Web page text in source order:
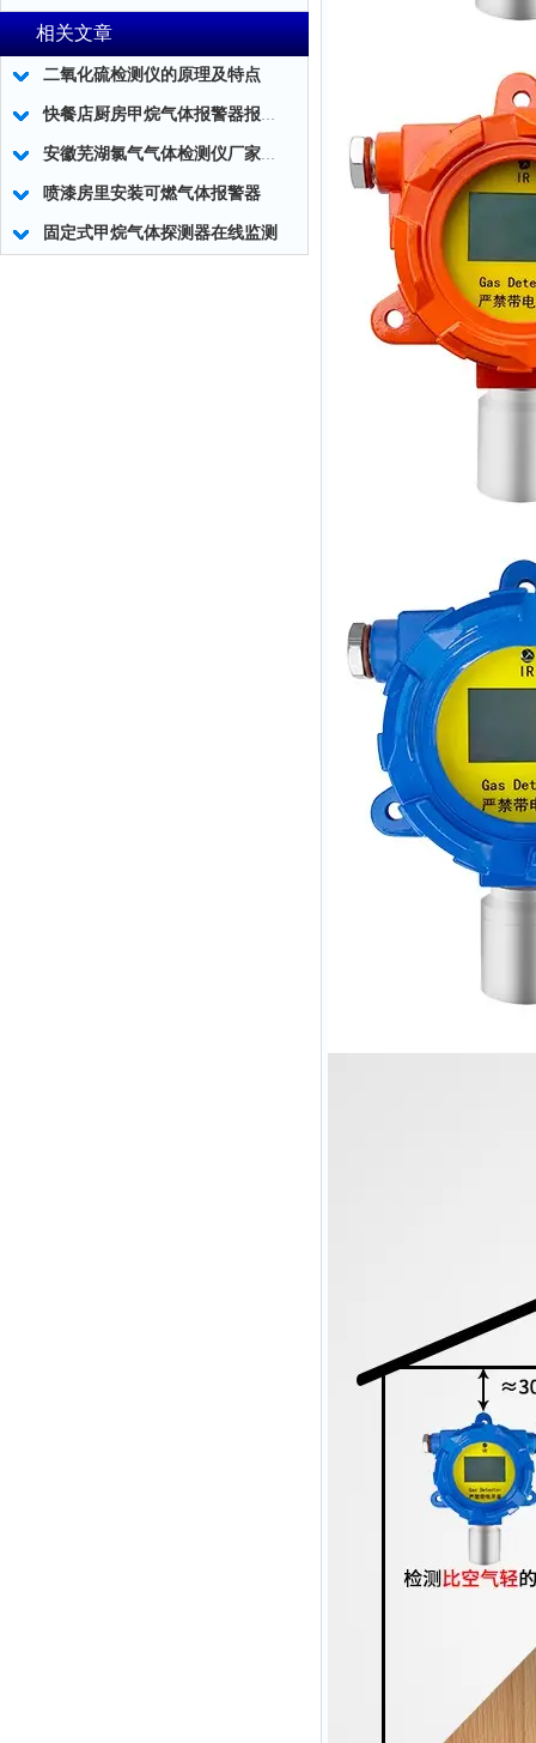
相关文章
二氧化硫检测仪的原理及特点
快餐店厨房甲烷气体报警器报警值怎么设定？
安徽芜湖氯气气体检测仪厂家_免费标定
喷漆房里安装可燃气体报警器
固定式甲烷气体探测器在线监测